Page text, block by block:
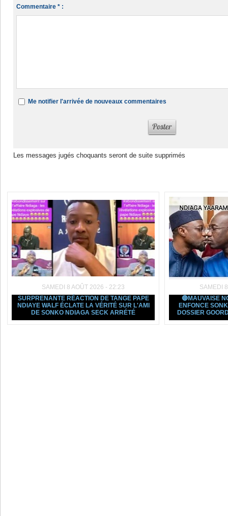
Commentaire * :
Me notifier l'arrivée de nouveaux commentaires
Les messages jugés choquants seront de suite supprimés
SAMEDI 8 AOÛT 2026 - 22:23
SURPRENANTE RÉACTION DE TANGE PAPE
NDIAYE WALF ÉCLATE LA VÉRITÉ SUR L'AMI
DE SONKO NDIAGA SECK ARRÉTÉ
SAMEDI
🔴MAUVAISE
ENFONCE
DOSSIER